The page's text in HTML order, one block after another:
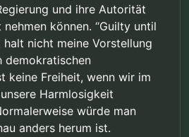
und ihre Autorität
können. “Guilty until
nicht meine Vorstellung
demokratischen
keine Freiheit, wenn wir im
Harmlosigkeit
würde man
anders herum ist.